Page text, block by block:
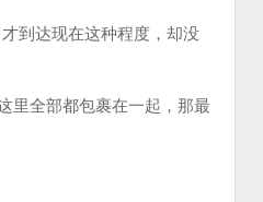
到达现在这种程度，却没
里全部都包裹在一起，那最